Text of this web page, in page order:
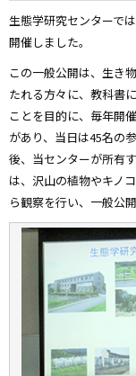
生態学研究センターで
開催しました。
この一般公開は、生き
たれる方々に、教科書
ことを目的に、毎年開
があり、当日は45名の
後、当センターが所有
は、沢山の植物やキノ
ら観察を行い、一般公